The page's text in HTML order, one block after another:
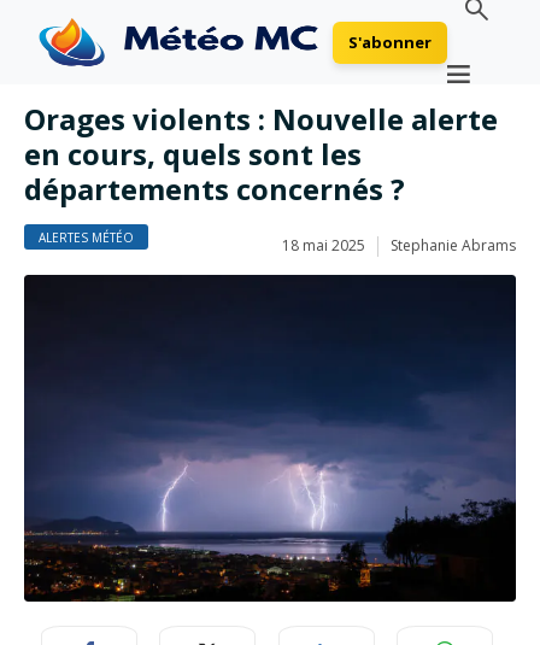
S'abonner
Orages violents : Nouvelle alerte
en cours, quels sont les
départements concernés ?
ALERTES MÉTÉO 18 mai 2025 Stephanie Abrams